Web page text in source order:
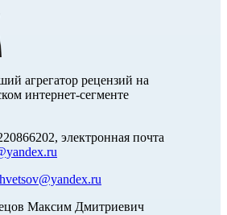
агрегатор рецензий на
интернет-сегменте
электронная почта
Максим Дмитриевич